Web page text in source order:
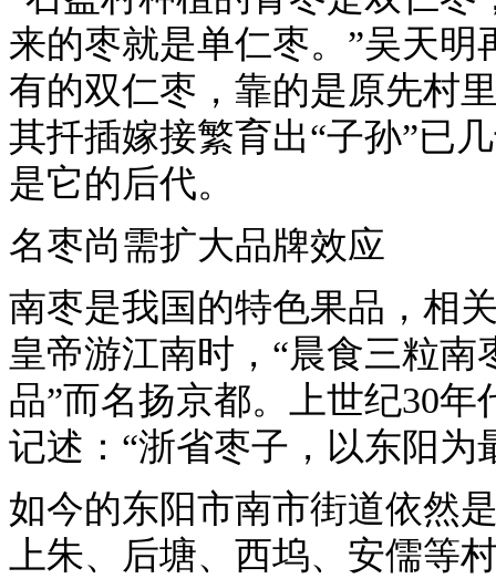
来的枣就是单仁枣。”吴天
有的双仁枣，靠的是原先村
其扦插嫁接繁育出“子孙”已
是它的后代。
名枣尚需扩大品牌效应
南枣是我国的特色果品，相
皇帝游江南时，“晨食三粒南
品”而名扬京都。上世纪30
记述：“浙省枣子，以东阳为
如今的东阳市南市街道依然
上朱、后塘、西坞、安儒等